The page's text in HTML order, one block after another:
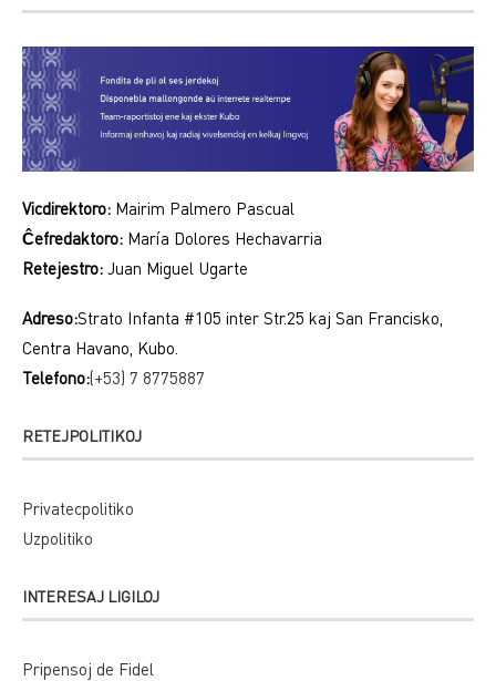
Vicdirektoro: Mairim Palmero Pascual
Ĉefredaktoro: María Dolores Hechavarria
Retejestro: Juan Miguel Ugarte
Adreso:Strato Infanta #105 inter Str.25 kaj San Francisko,
Centra Havano, Kubo.
Telefono:(+53) 7 8775887
RETEJPOLITIKOJ
Privatecpolitiko
Uzpolitiko
INTERESAJ LIGILOJ
Pripensoj de Fidel